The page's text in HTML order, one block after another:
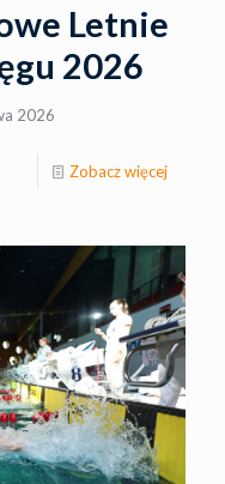
Letnie
2026
2026
Zobacz więcej